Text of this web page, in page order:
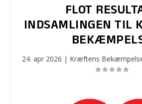
FLOT
INDSAMLINGEN TIL
24. apr 2026 | Kræftens